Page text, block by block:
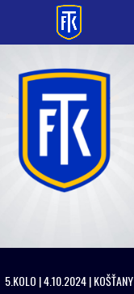
5.KOLO | 4.10.2024 | KOŠŤANY